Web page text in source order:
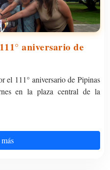
aniversario de
el 111° aniversario de Pipinas
en la plaza central de la